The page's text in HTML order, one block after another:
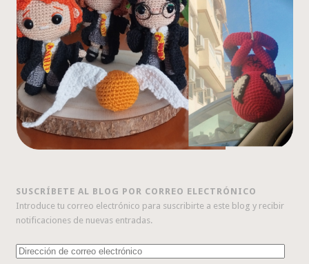
SUSCRÍBETE AL BLOG POR CORREO ELECTRÓNICO
Introduce tu correo electrónico para suscribirte a este blog y recibir
notificaciones de nuevas entradas.
Dirección